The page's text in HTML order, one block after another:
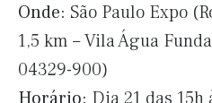
Onde: São Paulo Expo
1,5 km – Vila Água
04329-900)